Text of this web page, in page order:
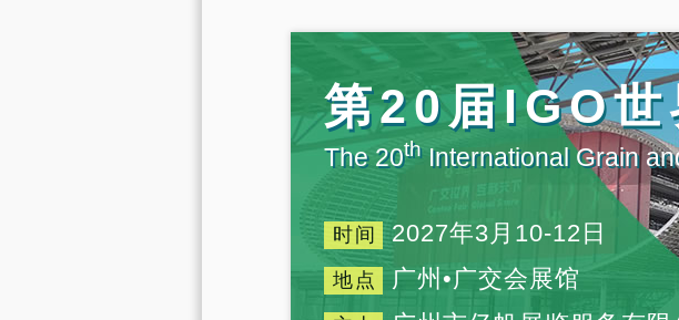
第20届IGO世
The 20thInternational Grain
时间 2027年3月10-12日
地点 广州•广交会展馆